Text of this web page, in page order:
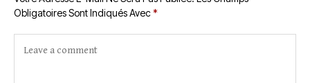
Obligatoires Sont Indiqués Avec*